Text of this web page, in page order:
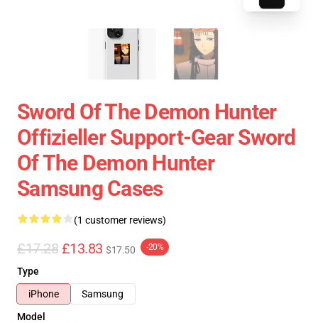
Sword Of The Demon Hunter
Offizieller Support-Gear Sword
Of The Demon Hunter
Samsung Cases
(1 customer reviews)
£17.28 £13.83 $17.50 -20%
Type
iPhone
Samsung
Model